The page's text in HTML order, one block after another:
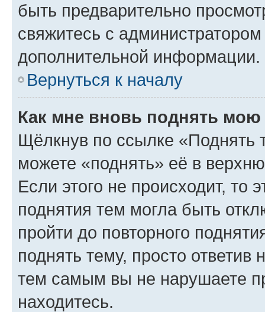
быть предварительно
свяжитесь с
дополнительной информации.
Вернуться к началу
Как мне вновь поднять мою
Щёлкнув по ссылке «Поднять
можете «поднять» её в
Если этого не происходит, то
поднятия тем могла быть
пройти до повторного
поднять тему, просто ответив
тем самым вы не нарушаете
находитесь.